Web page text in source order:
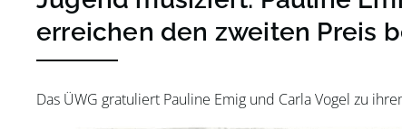
erreichen den zweiten Preis
Das ÜWG gratuliert Pauline Emig und Carla Vogel zu